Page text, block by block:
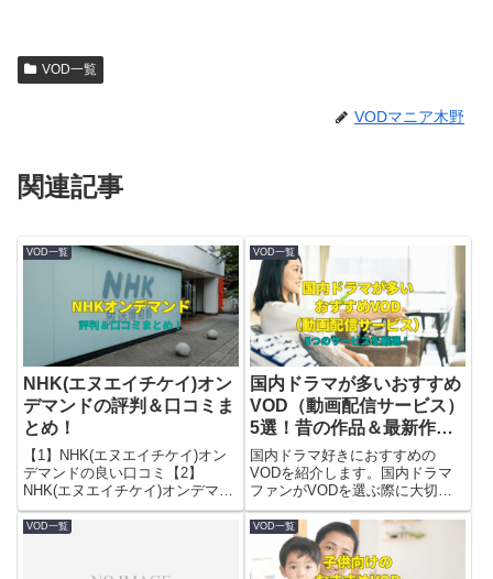
VOD一覧
VODマニア木野
関連記事
VOD一覧
NHK(エヌエイチケイ)オン
デマンドの評判＆口コミま
とめ！
【1】NHK(エヌエイチケイ)オン
デマンドの良い口コミ【2】
NHK(エヌエイチケイ)オンデマン
ドの悪い評判【3】NHK(エヌエイ
チケイ)オンデマンドをお勧めす
VOD一覧
国内ドラマが多いおすすめ
VOD（動画配信サービス）
5選！昔の作品＆最新作を
見るなら？
国内ドラマ好きにおすすめの
VODを紹介します。国内ドラマ
ファンがVODを選ぶ際に大切な5
つのポイントを挙げ、その条件に
合致する5つのサービスを厳選し
ました。
VOD一覧 VOD一覧